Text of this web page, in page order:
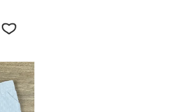
Kívánságlistára